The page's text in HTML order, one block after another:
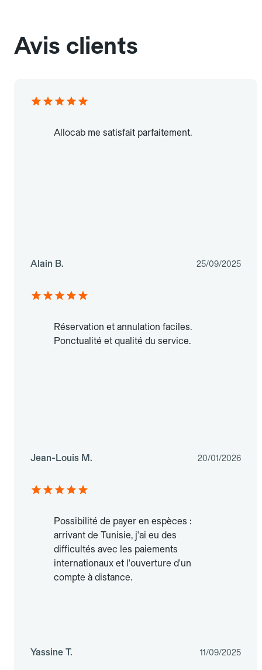
Avis clients
Allocab me satisfait parfaitement.
Alain B. 25/09/2025
Réservation et annulation faciles.
Ponctualité et qualité du service.
Jean-Louis M. 20/01/2026
Possibilité de payer en espèces :
arrivant de Tunisie, j'ai eu des
difficultés avec les paiements
internationaux et l'ouverture d'un
compte à distance.
Yassine T. 11/09/2025